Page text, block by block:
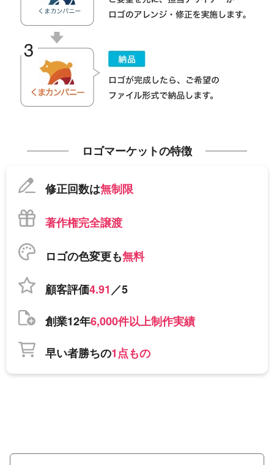
ロゴマーケットの特徴
修正回数は無制限
著作権完全譲渡
ロゴの色変更も無料
顧客評価4.91／5
創業12年6,000件以上制作実績
早い者勝ちの1点もの